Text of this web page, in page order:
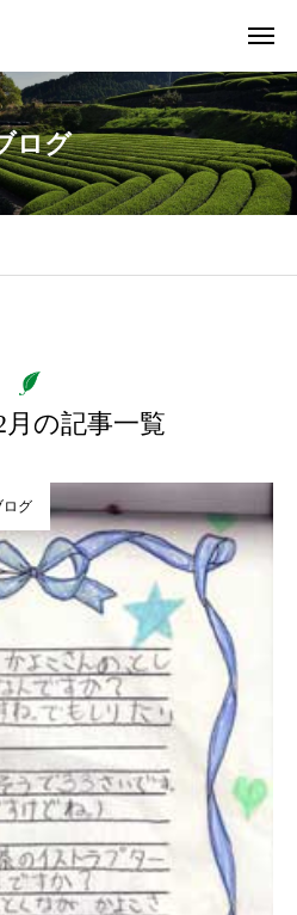
ログ
月の記事一覧
ログ